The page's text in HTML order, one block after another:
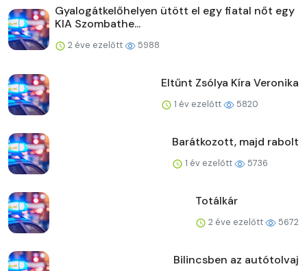
Gyalogátkelőhelyen ütött el egy fiatal nőt egy
KIA Szombathe...
2 éve ezelőtt 5988
Eltűnt Zsólya Kíra Veronika
1 év ezelőtt 5820
Barátkozott, majd rabolt
1 év ezelőtt 5736
Totálkár
2 éve ezelőtt 5672
Bilincsben az autótolvaj